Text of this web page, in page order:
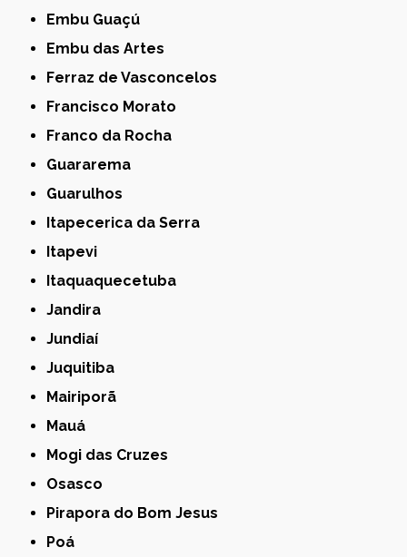
Embu Guaçú
Embu das Artes
Ferraz de Vasconcelos
Francisco Morato
Franco da Rocha
Guararema
Guarulhos
Itapecerica da Serra
Itapevi
Itaquaquecetuba
Jandira
Jundiaí
Juquitiba
Mairiporã
Mauá
Mogi das Cruzes
Osasco
Pirapora do Bom Jesus
Poá